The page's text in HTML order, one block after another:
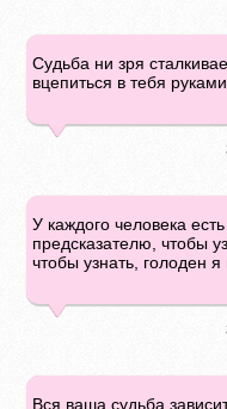
Судьба ни зря
вцепиться в тебя
У каждого человека
предсказателю, чтобы
чтобы узнать, голоден
Вся ваша судьба